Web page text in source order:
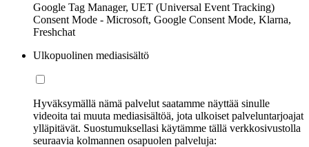
Google Tag Manager, UET (Universal Event Tracking)
Consent Mode - Microsoft, Google Consent Mode, Klarna,
Freshchat
Ulkopuolinen mediasisältö
Hyväksymällä nämä palvelut saatamme näyttää sinulle
videoita tai muuta mediasisältöä, jota ulkoiset palveluntarjoajat
ylläpitävät. Suostumuksellasi käytämme tällä verkkosivustolla
seuraavia kolmannen osapuolen palveluja: